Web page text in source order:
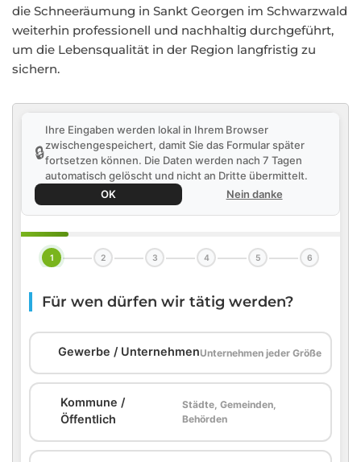
die Schneeräumung in Sankt Georgen im Schwarzwald
weiterhin professionell und nachhaltig durchgeführt,
um die Lebensqualität in der Region langfristig zu
sichern.
🔒
Ihre Eingaben werden lokal in Ihrem Browser
zwischengespeichert, damit Sie das Formular später
fortsetzen können. Die Daten werden nach 7 Tagen
automatisch gelöscht und nicht an Dritte übermittelt.
OK
Nein danke
1 2 3 4 5 6
Für wen dürfen wir tätig werden?
Gewerbe / UnternehmenUnternehmen jeder Größe
Kommune /
Öffentlich
Städte, Gemeinden,
Behörden